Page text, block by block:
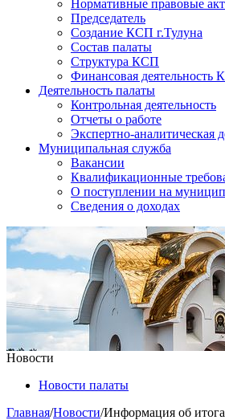
Нормативные правовые
Председатель
Создание КСП г.Тулуна
Состав палаты
Структура КСП
Финансовая деятельность
Деятельность палаты
Контрольная деятельность
Отчеты о работе
Экспертно-аналитическая
Муниципальная служба
Вакансии
Квалификационные
О поступлении на
Сведения о доходах
Новости
Новости палаты
Главная/Новости/Информация об